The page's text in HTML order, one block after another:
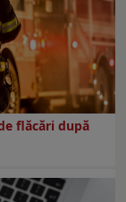
flăcări după